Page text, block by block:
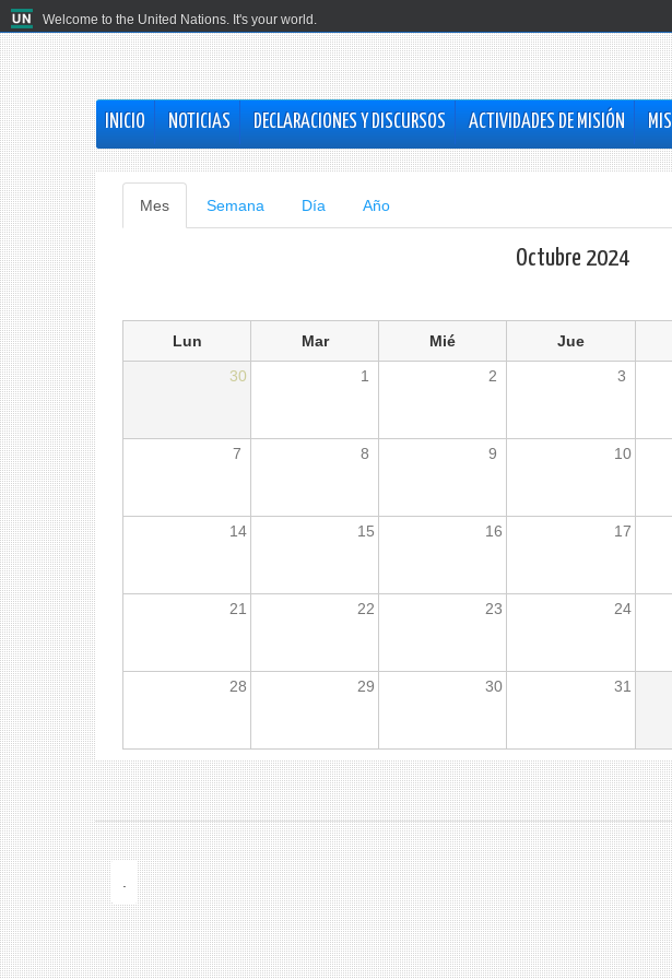
Welcome to the United Nations. It's your world.
INICIO NOTICIAS DECLARACIONES Y DISCURSOS ACTIVIDADES DE MISIÓN
Solapas
principales
Mes (solapa
activa)
Semana Día Año
Octubre 2024
Lun Mar Mié Jue
30
1 2 3
7 8 9 10
14 15 16 17
21 22 23 24
28 29 30 31